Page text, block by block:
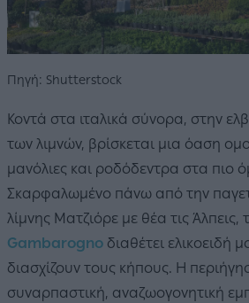
Πηγή: Shutterstock
Κοντά στα ιταλικά σύνορα, στην
των λιμνών, βρίσκεται μια όαση
μανόλιες και ροδόδεντρα στα
Σκαρφαλωμένο πάνω από την
λίμνης Ματζιόρε με θέα τις Άλπεις,
Gambarogno διαθέτει ελικοειδή
διασχίζουν τους κήπους. Η
συναρπαστική, αναζωογονητική